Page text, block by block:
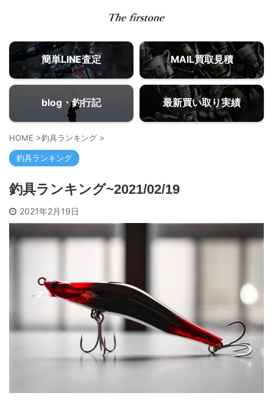
簡単LINE査定 MAIL買取見積
blog・釣行記 最新買い取り実績
HOME >釣具ランキング >
釣具ランキング
釣具ランキング~2021/02/19
2021年2月19日